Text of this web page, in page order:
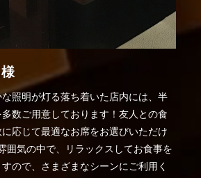
照明が灯る落ち着いた店内には、半
数ご用意しております！友人との食
応じて最適なお席をお選びいただけ
囲気の中で、リラックスしてお食事を
ので、さまざまなシーンにご利用く